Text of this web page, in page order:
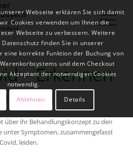
– Erkennen
über ihr Behandlungskonzept zu den
unter Symptomen, zusammengefasst
leiden.
Webseite erklären Sie sich damit
Cookies verwenden um Ihnen die
Webseite zu verbessern. Weitere
finden Sie in unserer
eine korrekte Funktion der Buchung von
und dem Checkout
Akzeptant der notwendigen Cookies
notwendig.
Ablehnen Details